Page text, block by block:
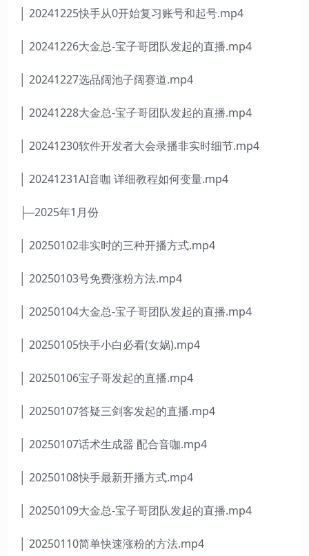
│ 20241225快手从0开始复习账号和起号.mp4
│ 20241226大金总-宝子哥团队发起的直播.mp4
│ 20241227选品阔池子阔赛道.mp4
│ 20241228大金总-宝子哥团队发起的直播.mp4
│ 20241230软件开发者大会录播非实时细节.mp4
│ 20241231AI音咖 详细教程如何变量.mp4
├─2025年1月份
│ 20250102非实时的三种开播方式.mp4
│ 20250103号免费涨粉方法.mp4
│ 20250104大金总-宝子哥团队发起的直播.mp4
│ 20250105快手小白必看(女娲).mp4
│ 20250106宝子哥发起的直播.mp4
│ 20250107答疑三剑客发起的直播.mp4
│ 20250107话术生成器 配合音咖.mp4
│ 20250108快手最新开播方式.mp4
│ 20250109大金总-宝子哥团队发起的直播.mp4
│ 20250110简单快速涨粉的方法.mp4